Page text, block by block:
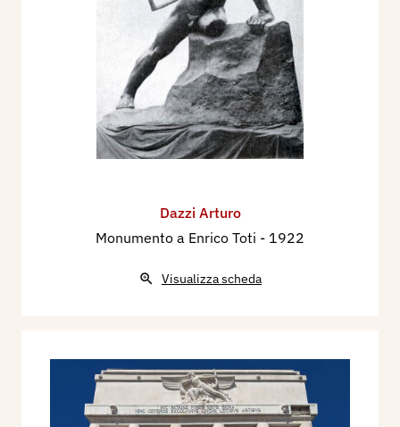
Dazzi Arturo
Monumento a Enrico Toti - 1922
Visualizza scheda